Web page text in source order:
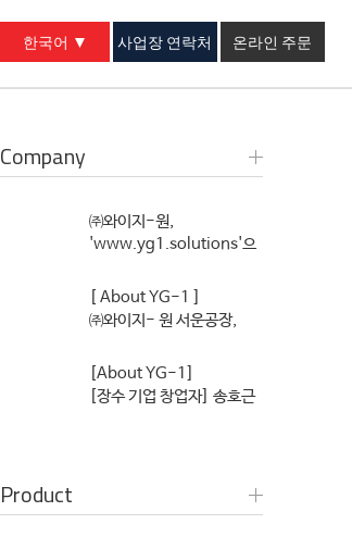
한국어 사업장 연락처 온라인 주문
Company
㈜와이지-원,
'www.yg1.solutions'으
[ About YG-1 ]
㈜와이지- 원 서운공장,
구축 완료
[About YG-1]
[장수 기업 창업자] 송호근
Product